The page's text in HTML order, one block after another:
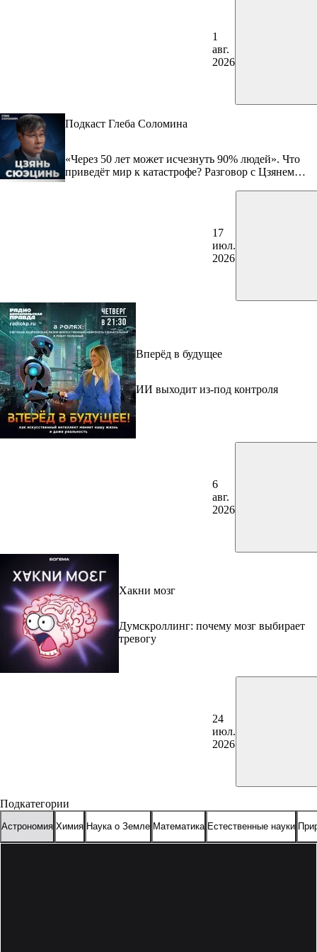
1
авг.
2026
Подкаст Глеба Соломина
«Через 50 лет может исчезнуть 90% людей». Что
приведёт мир к катастрофе? Разговор с Цзянем
17
июл.
2026
Вперёд в будущее
ИИ выходит из-под контроля
6
авг.
2026
Хакни мозг
Думскроллинг: почему мозг выбирает
тревогу
24
июл.
2026
Подкатегории
Астрономия Химия Наука о Земле Математика Естественные науки